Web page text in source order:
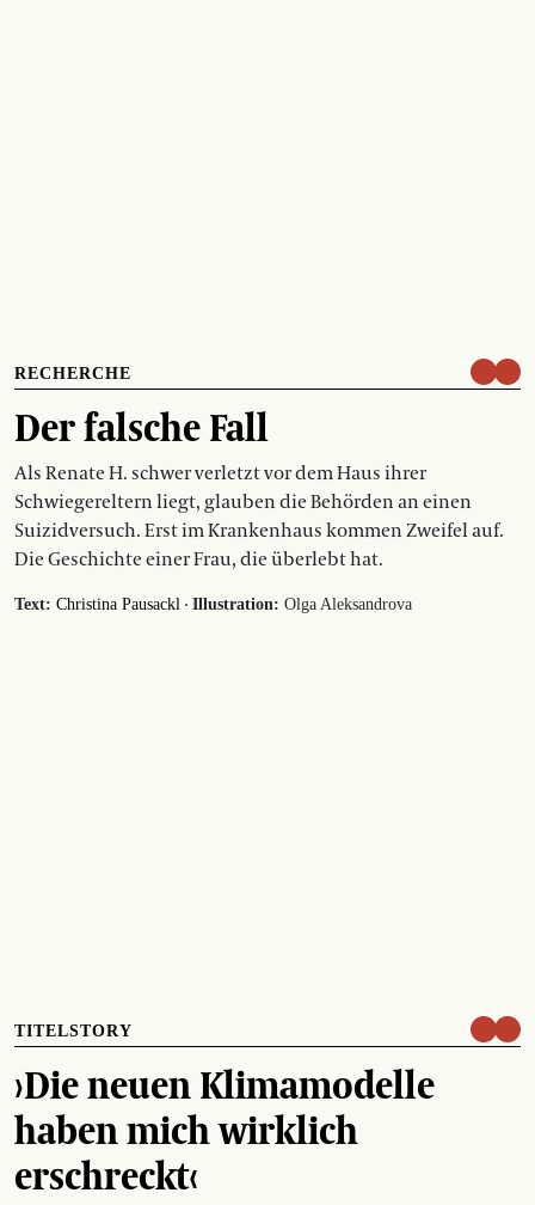
RECHERCHE
Der falsche Fall
Als Renate H. schwer verletzt vor dem Haus ihrer
Schwiegereltern liegt, glauben die Behörden an einen
Suizidversuch. Erst im Krankenhaus kommen Zweifel auf.
Die Geschichte einer Frau, die überlebt hat.
Text: Christina Pausackl · Illustration: Olga Aleksandrova
TITELSTORY
›Die neuen Klimamodelle
haben mich wirklich
erschreckt‹